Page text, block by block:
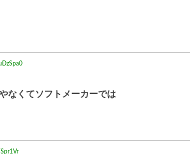
なくてソフトメーカーでは